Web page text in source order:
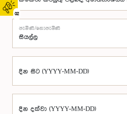
02
පැමිණි/නොපැමිණි
දින සිට (YYYY-MM-DD)
දින දක්වා (YYYY-MM-DD)